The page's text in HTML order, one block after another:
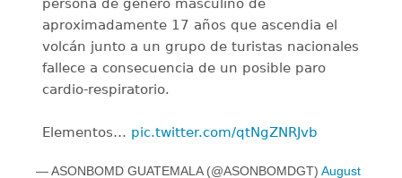
persona de género masculino de
aproximadamente 17 años que ascendia el
volcán junto a un grupo de turistas nacionales
fallece a consecuencia de un posible paro
cardio-respiratorio.
Elementos… pic.twitter.com/qtNgZNRJvb
— ASONBOMD GUATEMALA (@ASONBOMDGT) August